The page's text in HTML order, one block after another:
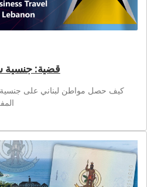
قضية: جنسية
كيف حصل مواطن لبناني على جنسية